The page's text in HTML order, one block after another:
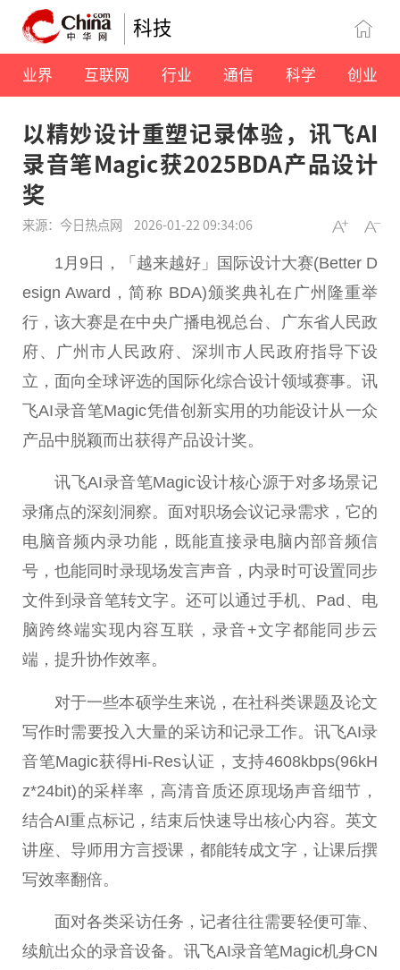
科技
业界 互联网 行业 通信 科学 创业
以精妙设计重塑记录体验，讯飞AI
录音笔Magic获2025BDA产品设计
奖
来源：今日热点网 2026-01-22 09:34:06
1月9日，「越来越好」国际设计大赛(Better D
esign Award，简称 BDA)颁奖典礼在广州隆重举
行，该大赛是在中央广播电视总台、广东省人民政
府、广州市人民政府、深圳市人民政府指导下设
立，面向全球评选的国际化综合设计领域赛事。讯
飞AI录音笔Magic凭借创新实用的功能设计从一众
产品中脱颖而出获得产品设计奖。
讯飞AI录音笔Magic设计核心源于对多场景记
录痛点的深刻洞察。面对职场会议记录需求，它的
电脑音频内录功能，既能直接录电脑内部音频信
号，也能同时录现场发言声音，内录时可设置同步
文件到录音笔转文字。还可以通过手机、Pad、电
脑跨终端实现内容互联，录音+文字都能同步云
端，提升协作效率。
对于一些本硕学生来说，在社科类课题及论文
写作时需要投入大量的采访和记录工作。讯飞AI录
音笔Magic获得Hi-Res认证，支持4608kbps(96kH
z*24bit)的采样率，高清音质还原现场声音细节，
结合AI重点标记，结束后快速导出核心内容。英文
讲座、导师用方言授课，都能转成文字，让课后撰
写效率翻倍。
面对各类采访任务，记者往往需要轻便可靠、
续航出众的录音设备。讯飞AI录音笔Magic机身CN